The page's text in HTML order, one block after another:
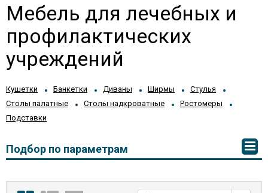
Мебель для лечебных и
профилактических
учреждений
Кушетки Банкетки Диваны Ширмы
Стулья
Столы палатные
Столы надкроватные
Ростомеры
Подставки
Подбор по параметрам